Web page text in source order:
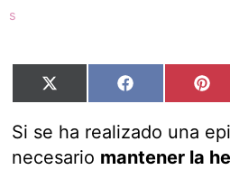
Compartir
en
X
(Twitter)
Compartir
en
Facebook
en
Si se ha realizado una
necesario mantener la